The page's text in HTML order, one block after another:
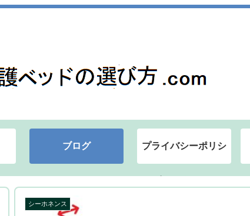
ブログ プライバシーポリシ
シーホネンス